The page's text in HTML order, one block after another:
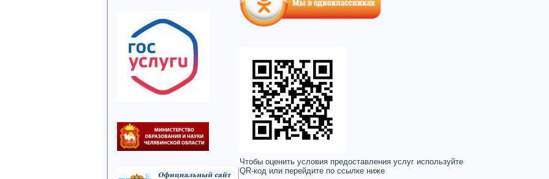
Чтобы оценить условия предоставления услуг используйте
QR-код или перейдите по ссылке ниже